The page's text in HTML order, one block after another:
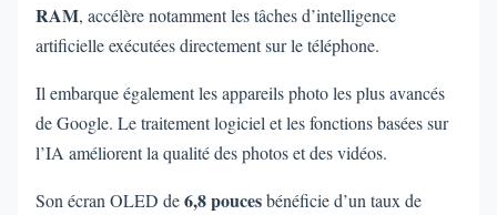
RAM, accélère notamment les tâches d’intelligence
artificielle exécutées directement sur le téléphone.
Il embarque également les appareils photo les plus avancés
de Google. Le traitement logiciel et les fonctions basées sur
l’IA améliorent la qualité des photos et des vidéos.
Son écran OLED de6,8 poucesbénéficie d’un taux de